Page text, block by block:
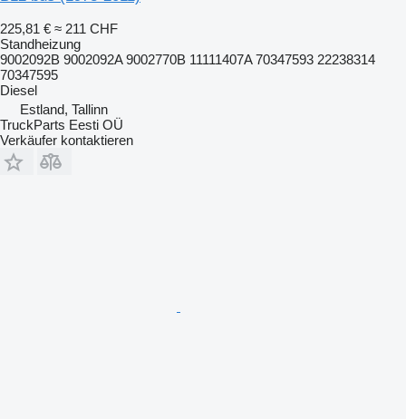
225,81 € ≈ 211 CHF
Standheizung
9002092B 9002092A 9002770B 11111407A 70347593 22238314
70347595
Diesel
Estland, Tallinn
TruckParts Eesti OÜ
Verkäufer kontaktieren